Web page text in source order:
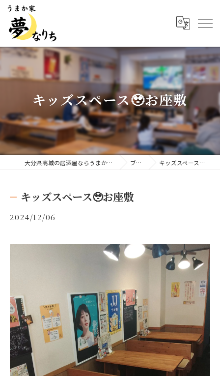
キッズスペース🥹お座敷
大分県高城の居酒屋ならうまか家 夢なりち ブログ キッズスペース🥹お座敷
キッズスペース🥹お座敷
2024/12/06